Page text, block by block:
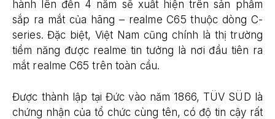
hành lên đến 4 năm sẽ xuất hiện trên sản phẩm
sắp ra mắt của hãng – realme C65 thuộc dòng C-
series. Đặc biệt, Việt Nam cũng chính là thị trường
tiềm năng được realme tin tưởng là nơi đầu tiên ra
mắt realme C65 trên toàn cầu.
Được thành lập tại Đức vào năm 1866, TÜV SÜD là
chứng nhận của tổ chức cùng tên, có độ tin cậy rất